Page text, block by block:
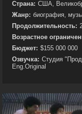
Страна: США,
Жанр: биография,
Продолжительность:
Возрастное
Бюджет: $155 000 000
Озвучка: Студия
Eng.Original